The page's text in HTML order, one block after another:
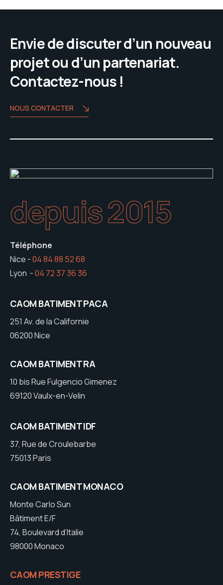
Envie de discuter d’un nouveau
projet ou d’un partenariat.
Contactez-nous !
NOUS CONTACTER
depuis 2015
Téléphone
Nice -04 84 88 52 68
Lyon -04 72 37 36 36
CAOM BATIMENT PACA
251 Av. de la Californie
06200 Nice
CAOM BATIMENT RA
10 bis Rue Fulgencio Gimenez
69120 Vaulx-en-Velin
CAOM BATIMENT IDF
37, Rue de Croulebarbe
75013 Paris
CAOM BATIMENT MONACO
Monte Carlo Sun
Bâtiment E/F
74, Boulevard d’Italie
98000 Monaco
CAOM PRESTIGE